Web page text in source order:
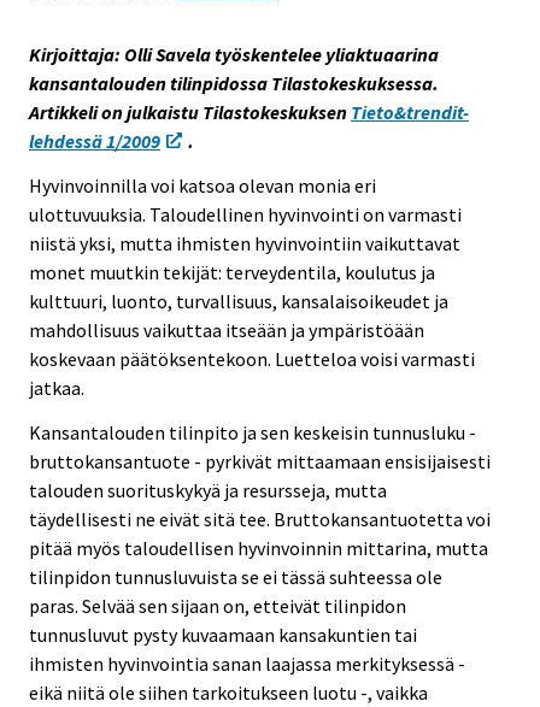
Kirjoittaja: Olli Savela työskentelee yliaktuaarina
kansantalouden tilinpidossa Tilastokeskuksessa.
Artikkeli on julkaistu Tilastokeskuksen Tieto&trendit-
lehdessä 1/2009
.
Hyvinvoinnilla voi katsoa olevan monia eri
ulottuvuuksia. Taloudellinen hyvinvointi on varmasti
niistä yksi, mutta ihmisten hyvinvointiin vaikuttavat
monet muutkin tekijät: terveydentila, koulutus ja
kulttuuri, luonto, turvallisuus, kansalaisoikeudet ja
mahdollisuus vaikuttaa itseään ja ympäristöään
koskevaan päätöksentekoon. Luetteloa voisi varmasti
jatkaa.
Kansantalouden tilinpito ja sen keskeisin tunnusluku -
bruttokansantuote - pyrkivät mittaamaan ensisijaisesti
talouden suorituskykyä ja resursseja, mutta
täydellisesti ne eivät sitä tee. Bruttokansantuotetta voi
pitää myös taloudellisen hyvinvoinnin mittarina, mutta
tilinpidon tunnusluvuista se ei tässä suhteessa ole
paras. Selvää sen sijaan on, etteivät tilinpidon
tunnusluvut pysty kuvaamaan kansakuntien tai
ihmisten hyvinvointia sanan laajassa merkityksessä -
eikä niitä ole siihen tarkoitukseen luotu -, vaikka